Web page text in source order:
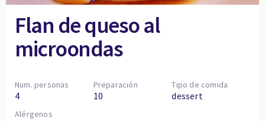
Flan de queso al
microondas
Num. personas
4
Preparación
10
Tipo de comida
dessert
Alérgenos